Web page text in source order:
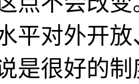
平对外开
是很好的